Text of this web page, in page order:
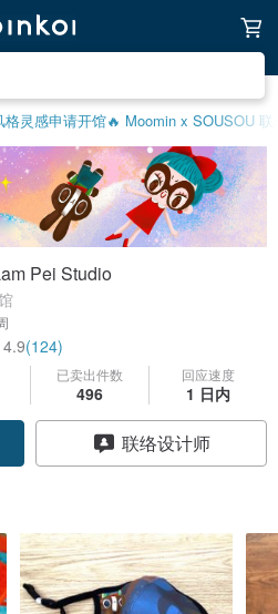
格灵感申请开馆🔥 Moomin x SOUSOU 联
Pei Studio
4.9(124)
已卖出件数
496
回应速度
1 日内
联络设计师